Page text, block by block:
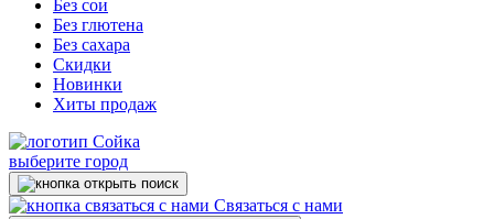
Без сои
Без глютена
Без сахара
Скидки
Новинки
Хиты продаж
выберите город
Связаться с нами